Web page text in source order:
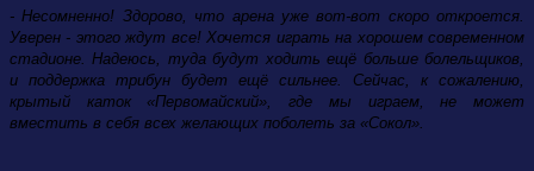
- Несомненно! Здорово, что арена уже вот-вот скоро откроется.
Уверен - этого ждут все! Хочется играть на хорошем современном
стадионе. Надеюсь, туда будут ходить ещё больше болельщиков,
и поддержка трибун будет ещё сильнее. Сейчас, к сожалению,
крытый каток «Первомайский», где мы играем, не может
вместить в себя всех желающих поболеть за «Сокол».